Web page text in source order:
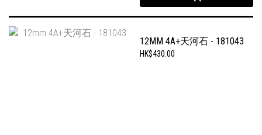
12MM 4A+天河石 - 181043
HK$430.00